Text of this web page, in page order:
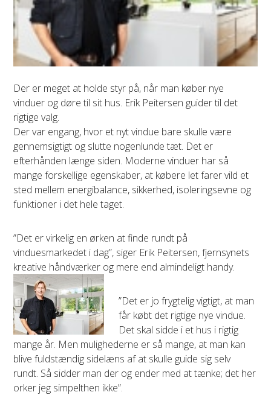
Der er meget at holde styr på, når man køber nye
vinduer og døre til sit hus. Erik Peitersen guider til det
rigtige valg.
Der var engang, hvor et nyt vindue bare skulle være
gennemsigtigt og slutte nogenlunde tæt. Det er
efterhånden længe siden. Moderne vinduer har så
mange forskellige egenskaber, at købere let farer vild et
sted mellem energibalance, sikkerhed, isoleringsevne og
funktioner i det hele taget.
”Det er virkelig en ørken at finde rundt på
vinduesmarkedet i dag”, siger Erik Peitersen, fjernsynets
kreative håndværker og mere end almindeligt handy.
”Det er jo frygtelig vigtigt, at man
får købt det rigtige nye vindue.
Det skal sidde i et hus i rigtig
mange år. Men mulighederne er så mange, at man kan
blive fuldstændig sidelæns af at skulle guide sig selv
rundt. Så sidder man der og ender med at tænke; det her
orker jeg simpelthen ikke”.